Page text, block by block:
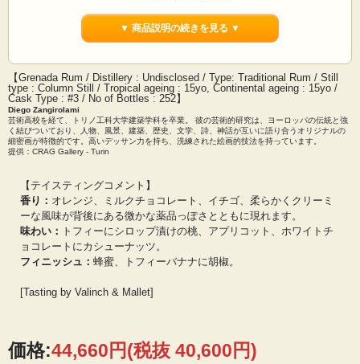
『ヴァリンチ＆マレット』は、2015年9月に二人のイタリア人（ダヴィデ・ローマ
ンとファビオ・アーモリ）によって設立されました。二人の経歴はそれぞれ異な
にスピリッツやウイスキーに多大な熱意を抱いていました。ファビオは酒類業界
で25年間のキャリアをもち、最初にワイン、その後ウイスキー業界に従事し、有
名なリチャード・パターソンのクラスに参加したこともあります。
『ヴァリンチ＆マレット』の発想は、イタリア人のデザイン感覚、審美眼、職人
魂に対する敬愛と、ウイスキーヘの情熱を結集することでした。彼らがウイスキ
ー選びをする基準は、極めてシンプルです。“彼ら自身が飲みたいもの”、“蒸留所
の特徴を具現しているもの”、“熟成のピークでボトリングすること”です。現在で
▼ 商品説明の続きを見る ▼
【Grenada Rum / Distillery : Undisclosed / Type: Traditional Rum / Still
type : Column Still / Tropical ageing : 15yo, Continental ageing : 15yo /
Cask Type : #3 / No of Bottles : 252】
Diego Zangirolami
芸術高校を経て、トリノ工科大学建築学科を卒業。 彼の芸術的研究は、ヨーロッパの伝統と強
く結びついており、人物、風景、建築、歴史、文学、詩、神話が互いに語り合うオリジナルの
細密画が特徴的です。高いデッサン力を持ち、洗練された絵画的技法を持っています。
提供：CRAG Gallery - Turin
【テイスティングコメント】
香り： オレンジ、ミルクチョコレート、イチゴ、柔らかくクリーミ
ーな風味が背後にある微かな薬品っぽさとともに現れます。
味わい： トフィーにシロップ漬けの桃、アプリコット、ホワイトチ
ョコレートにカシューナッツ。
フィニッシュ： 蜂蜜、トフィーバナナに胡椒。
[Tasting by Valinch & Mallet]
価格:44,660円(税抜 40,600円)